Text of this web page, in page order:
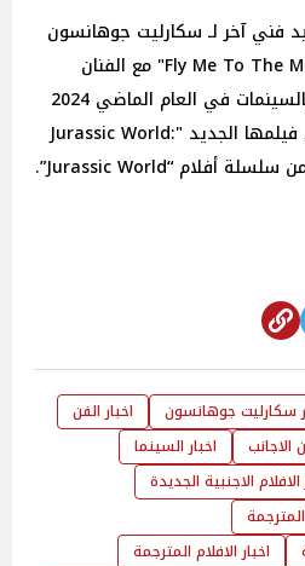
فني آخر لـ سكارليت جوهانسون
كان آخر أعمالها فيلم "Fly Me To The Moon" مع الفنان
تشانينج تاتوم الذي عُرض بالسينمات في العام الماضي 2024
وتنتظر سكارليت حاليا عرض فيلمها الجديد "Jurassic World:
سكارليت جوهانسون
اخبار الفن
الاجانب
اخبار السينما
الافلام الاجنبية الجديدة
اخبار الافلام المترجمة